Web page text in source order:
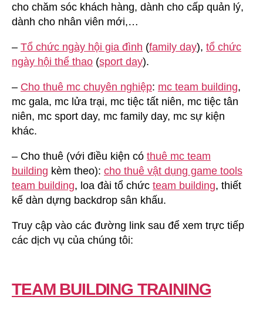
cho chăm sóc khách hàng, dành cho cấp quản lý,
dành cho nhân viên mới,…
– Tổ chức ngày hội gia đình (family day), tổ chức
ngày hội thể thao (sport day).
– Cho thuê mc chuyên nghiệp: mc team building,
mc gala, mc lửa trại, mc tiệc tất niên, mc tiệc tân
niên, mc sport day, mc family day, mc sự kiện
khác.
– Cho thuê (với điều kiện có thuê mc team
building kèm theo): cho thuê vật dụng game tools
team building, loa đài tổ chức team building, thiết
kế dàn dựng backdrop sân khấu.
Truy cập vào các đường link sau để xem trực tiếp
các dịch vụ của chúng tôi:
TEAM BUILDING TRAINING